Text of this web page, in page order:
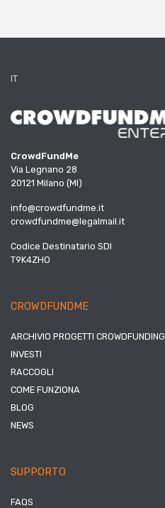
IT
CrowdFundMe
Via Legnano 28
20121 Milano (MI)
info@crowdfundme.it
crowdfundme@legalmail.it
Codice Destinatario SDI
T9K4ZHO
CROWDFUNDME
ARCHIVIO PROGETTI CROWDFUNDING
INVESTI
RACCOGLI
COME FUNZIONA
BLOG
NEWS
SUPPORTO
FAQS